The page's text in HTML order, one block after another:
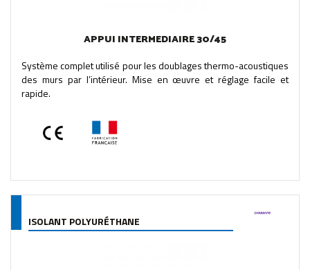
APPUI INTERMEDIAIRE 30/45
Système complet utilisé pour les doublages thermo-acoustiques
des murs par l’intérieur. Mise en œuvre et réglage facile et
rapide.
ISOLANT POLYURÉTHANE